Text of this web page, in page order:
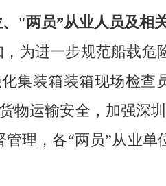
"两员”从业人员及相
为进一步规范船载危
集装箱装箱现场检查
物运输安全，加强深
管理，各“两员”从业单